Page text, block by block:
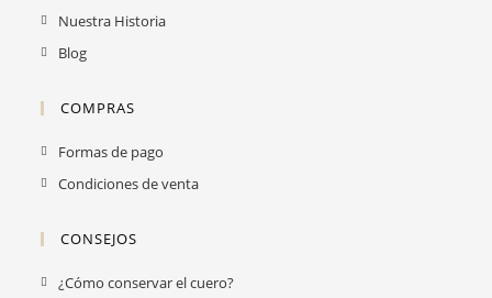
Nuestra Historia
Blog
COMPRAS
Formas de pago
Condiciones de venta
CONSEJOS
¿Cómo conservar el cuero?Se